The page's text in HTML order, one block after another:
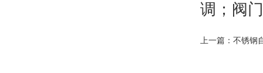
调；阀
上一篇： 不锈钢